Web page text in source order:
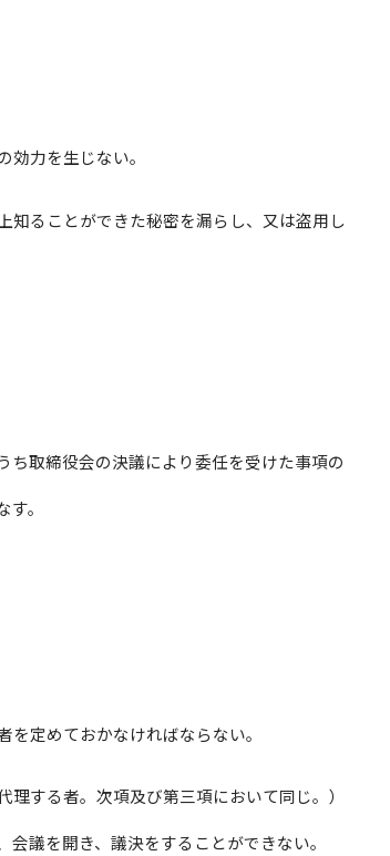
力を生じない。
知ることができた秘密を漏らし、又は盗用し
取締役会の決議により委任を受けた事項の
。
定めておかなければならない。
する者。次項及び第三項において同じ。）
議を開き、議決をすることができない。